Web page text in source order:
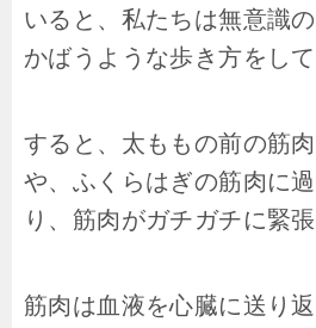
いると、私たちは無意識
かばうような歩き方をして
すると、太ももの前の筋肉
や、ふくらはぎの筋肉に
り、筋肉がガチガチに緊
筋肉は血液を心臓に送り